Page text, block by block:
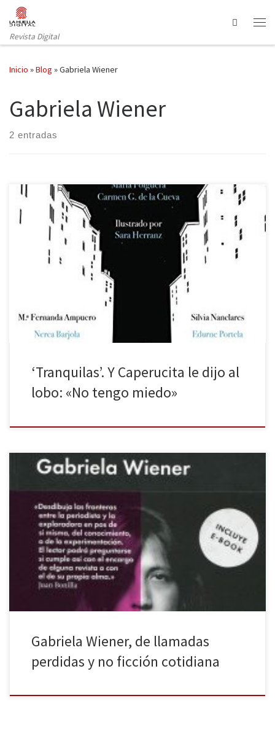
Saltar al contenido
Revista Digital
Search
Inicio »Blog »Gabriela Wiener
Gabriela Wiener
2 entradas
La realidad es que Caperucita sí que tuvo miedo. Había olvidado
que los lobos no solo están en el bosque y no solo atacan con
nocturnidad. La verdad es que aquel depredador encorbatado
que le cortó el paso en el pasillo del vagón 5 del AVE Barcelona-
‘Tranquilas’. Y Caperucita le dijo al
lobo: «No tengo miedo»
La periodista y escritora Gabriela Wiener propone en Llamada
perdida una colección de miradas al espejo para descubrirse, a sí
misma y ante otros, mediante la no ficción. Leer a Gabriela Wiener
es como hacerle una visita a esa vecina nueva con gafas que no
habla mucho, que nos recibe […]
Gabriela Wiener, de llamadas
perdidas y no ficción cotidiana